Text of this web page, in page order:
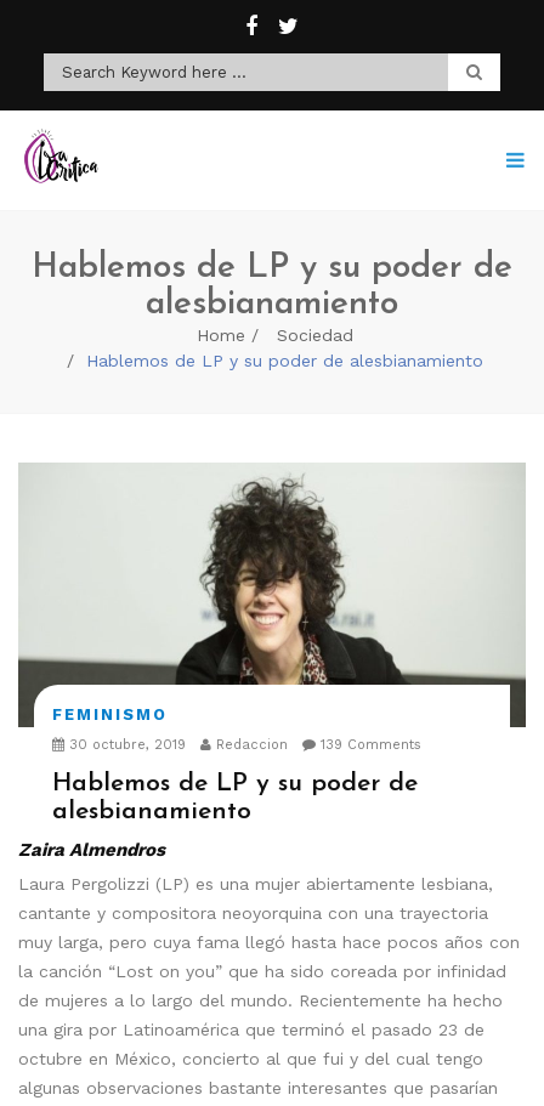
Hablemos de LP y su poder de
alesbianamiento
Home
Sociedad
Hablemos de LP y su poder de alesbianamiento
FEMINISMO
30 octubre, 2019 Redaccion 139 Comments
Hablemos de LP y su poder de
alesbianamiento
Zaira Almendros
Laura Pergolizzi (LP) es una mujer abiertamente lesbiana,
cantante y compositora neoyorquina con una trayectoria
muy larga, pero cuya fama llegó hasta hace pocos años con
la canción “Lost on you” que ha sido coreada por infinidad
de mujeres a lo largo del mundo. Recientemente ha hecho
una gira por Latinoamérica que terminó el pasado 23 de
octubre en México, concierto al que fui y del cual tengo
algunas observaciones bastante interesantes que pasarían